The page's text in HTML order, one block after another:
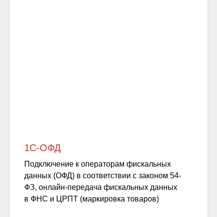
1С-ОФД
Подключение к операторам фискальных
данных (ОФД) в соответствии с законом 54-
ФЗ, онлайн-передача фискальных данных
в ФНС и ЦРПТ (маркировка товаров)